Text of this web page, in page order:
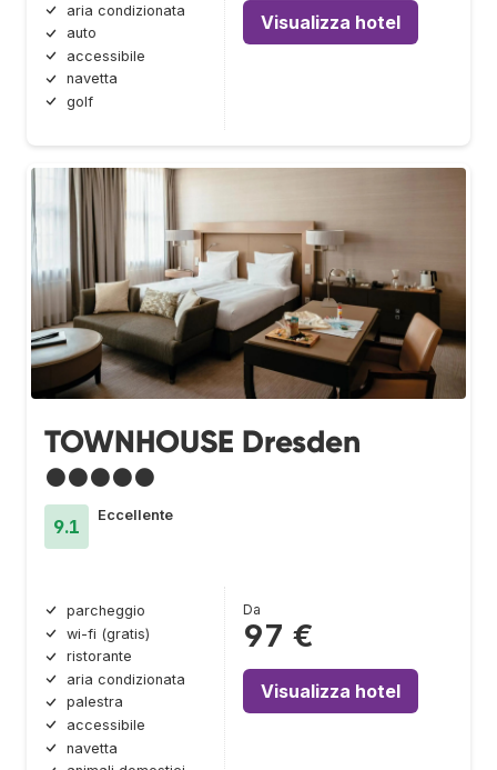
aria condizionata
auto
accessibile
navetta
golf
Visualizza hotel
TOWNHOUSE Dresden
●●●●●
9.1
Eccellente
parcheggio
wi-fi (gratis)
ristorante
aria condizionata
palestra
accessibile
navetta
Da
97 €
Visualizza hotel